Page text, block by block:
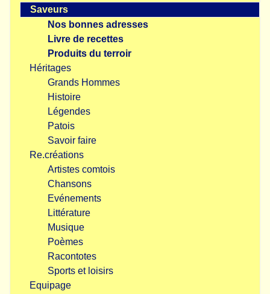
Saveurs
Nos bonnes adresses
Livre de recettes
Produits du terroir
Héritages
Grands Hommes
Histoire
Légendes
Patois
Savoir faire
Re.créations
Artistes comtois
Chansons
Evénements
Littérature
Musique
Poèmes
Racontotes
Sports et loisirs
Equipage